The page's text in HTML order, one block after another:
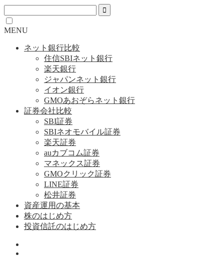
MENU
ネット銀行比較
住信SBIネット銀行
楽天銀行
ジャパンネット銀行
イオン銀行
GMOあおぞらネット銀行
証券会社比較
SBI証券
SBIネオモバイル証券
楽天証券
auカブコム証券
マネックス証券
GMOクリック証券
LINE証券
松井証券
資産運用の基本
株のはじめ方
投資信託のはじめ方